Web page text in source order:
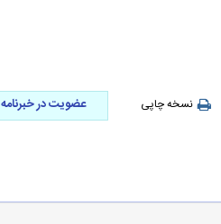
نسخه چاپی عضویت در خبرنامه